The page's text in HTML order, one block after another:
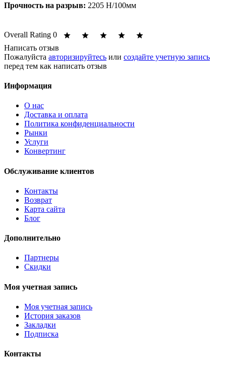
Прочность на разрыв: 2205 Н/100мм
Overall Rating 0
Написать отзыв
Пожалуйста авторизируйтесь или создайте учетную запись
перед тем как написать отзыв
Информация
O нас
Доставка и оплата
Политика конфиденциальности
Рынки
Услуги
Конвертинг
Обслуживание клиентов
Контакты
Возврат
Карта сайта
Блог
Дополнительно
Партнеры
Скидки
Моя учетная запись
Моя учетная запись
История заказов
Закладки
Подписка
Контакты